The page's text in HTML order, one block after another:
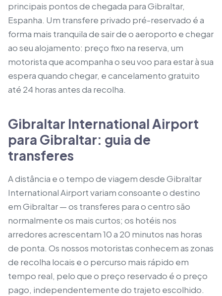
principais pontos de chegada para Gibraltar,
Espanha. Um transfere privado pré-reservado é a
forma mais tranquila de sair de o aeroporto e chegar
ao seu alojamento: preço fixo na reserva, um
motorista que acompanha o seu voo para estar à sua
espera quando chegar, e cancelamento gratuito
até 24 horas antes da recolha.
Gibraltar International Airport
para Gibraltar: guia de
transferes
A distância e o tempo de viagem desde Gibraltar
International Airport variam consoante o destino
em Gibraltar — os transferes para o centro são
normalmente os mais curtos; os hotéis nos
arredores acrescentam 10 a 20 minutos nas horas
de ponta. Os nossos motoristas conhecem as zonas
de recolha locais e o percurso mais rápido em
tempo real, pelo que o preço reservado é o preço
pago, independentemente do trajeto escolhido.